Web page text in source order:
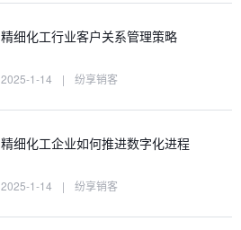
精细化工行业客户关系管理策略
2025-1-14 | 纷享销客
精细化工企业如何推进数字化进程
2025-1-14 | 纷享销客